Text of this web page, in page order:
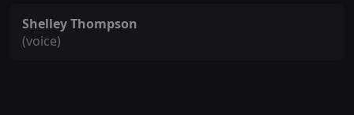
Shelley Thompson
(voice)